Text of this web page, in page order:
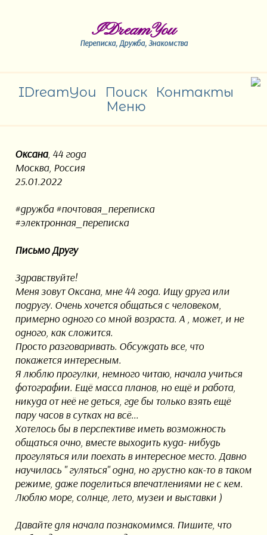
IDreamYou
Переписка, Дружба, Знакомства
IDreamYou Поиск
Контакты
Меню
Оксана, 44 года
Москва, Россия
25.01.2022
#дружба #почтовая_переписка
#электронная_переписка
Письмо Другу
Здравствуйте!
Меня зовут Оксана, мне 44 года. Ищу друга или
подругу. Очень хочется общаться с человеком,
примерно одного со мной возраста. А , может, и не
одного, как сложится.
Просто разговаривать. Обсуждать все, что
покажется интересным.
Я люблю прогулки, немного читаю, начала учиться
фотографии. Ещё масса планов, но ещё и работа,
никуда от неё не деться, где бы только взять ещё
пару часов в сутках на всё...
Хотелось бы в перспективе иметь возможность
общаться очно, вместе выходить куда- нибудь
прогуляться или поехать в интересное место. Давно
научилась " гуляться" одна, но грустно как-то в таком
режиме, даже поделиться впечатлениями не с кем.
Люблю море, солнце, лето, музеи и выставки )
Давайте для начала познакомимся. Пишите, что